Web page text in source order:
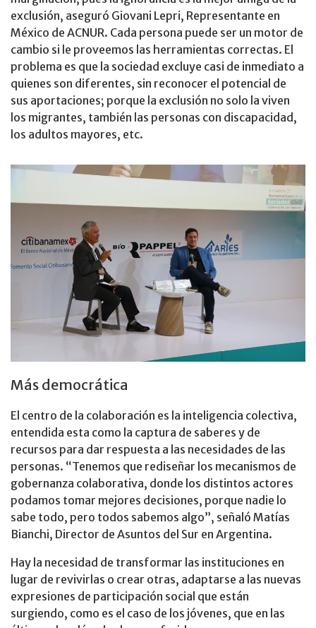
exclusión, aseguró Giovani Lepri, Representante en
México de ACNUR. Cada persona puede ser un motor de
cambio si le proveemos las herramientas correctas. El
problema es que la sociedad excluye casi de inmediato a
quienes son diferentes, sin reconocer el potencial de
sus aportaciones; porque la exclusión no solo la viven
los migrantes, también las personas con discapacidad,
los adultos mayores, etc.
Más democrática
El centro de la colaboración es la inteligencia colectiva,
entendida esta como la captura de saberes y de
recursos para dar respuesta a las necesidades de las
personas. “Tenemos que rediseñar los mecanismos de
gobernanza colaborativa, donde los distintos actores
podamos tomar mejores decisiones, porque nadie lo
sabe todo, pero todos sabemos algo”, señaló Matías
Bianchi, Director de Asuntos del Sur en Argentina.
Hay la necesidad de transformar las instituciones en
lugar de revivirlas o crear otras, adaptarse a las nuevas
expresiones de participación social que están
surgiendo, como es el caso de los jóvenes, que en las